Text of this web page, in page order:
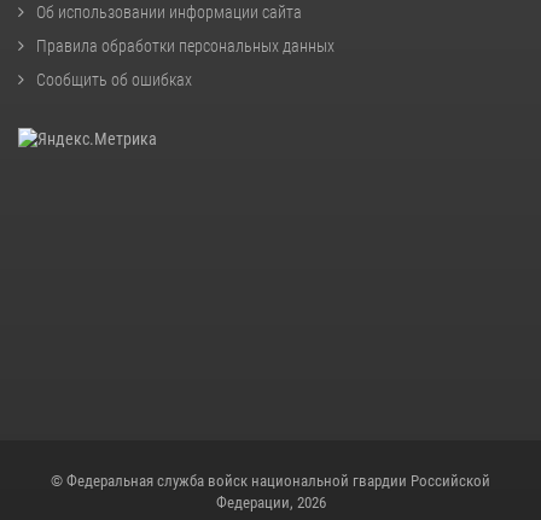
Об использовании информации сайта
Правила обработки персональных данных
Сообщить об ошибках
© Федеральная служба войск национальной гвардии Российской
Федерации, 2026